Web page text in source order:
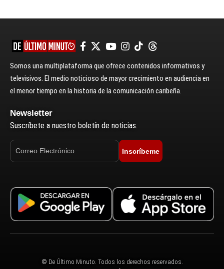
Somos una multiplataforma que ofrece contenidos informativos y
televisivos. El medio noticioso de mayor crecimiento en audiencia en
el menor tiempo en la historia de la comunicación caribeña.
Newsletter
Suscríbete a nuestro boletín de noticias.
Inscríbeme
© De Último Minuto. Todos los derechos reservados.